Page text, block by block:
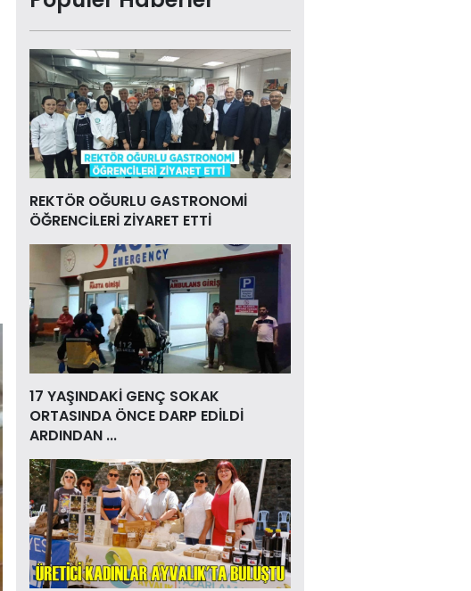
REKTÖR OĞURLU GASTRONOMİ
ÖĞRENCİLERİ ZİYARET ETTİ
17 YAŞINDAKİ GENÇ SOKAK
ORTASINDA ÖNCE DARP EDİLDİ
ARDINDAN ...